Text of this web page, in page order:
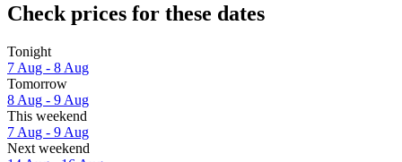
Check prices for these dates
Tonight
7 Aug - 8 Aug
Tomorrow
8 Aug - 9 Aug
This weekend
7 Aug - 9 Aug
Next weekend